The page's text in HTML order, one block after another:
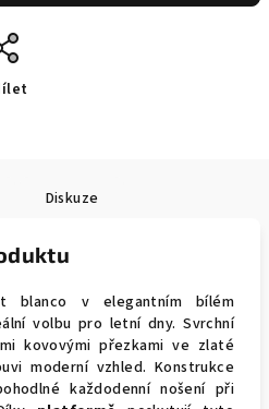
Diskuze
blanco v elegantním bílém
volbu pro letní dny. Svrchní
kovovými přezkami ve zlaté
moderní vzhled. Konstrukce
každodenní nošení při